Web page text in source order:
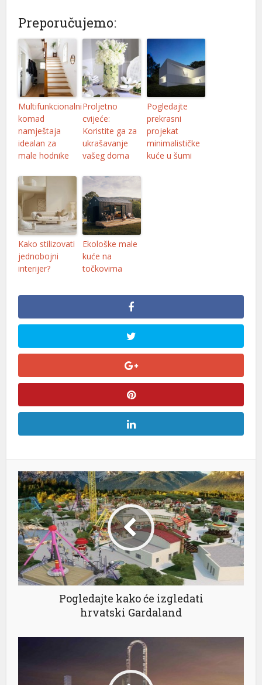
Preporučujemo:
Multifunkcionalni
komad
namještaja
idealan za
male hodnike
Proljetno
cvijeće:
Koristite ga za
ukrašavanje
vašeg doma
Pogledajte
prekrasni
projekat
minimalističke
kuće u šumi
Kako stilizovati
jednobojni
interijer?
Ekološke male
kuće na
točkovima
Pogledajte kako će izgledati
hrvatski Gardaland